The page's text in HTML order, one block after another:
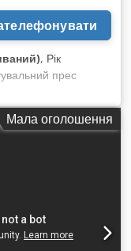
, Рік
прес
ремонт.
Мала оголошення